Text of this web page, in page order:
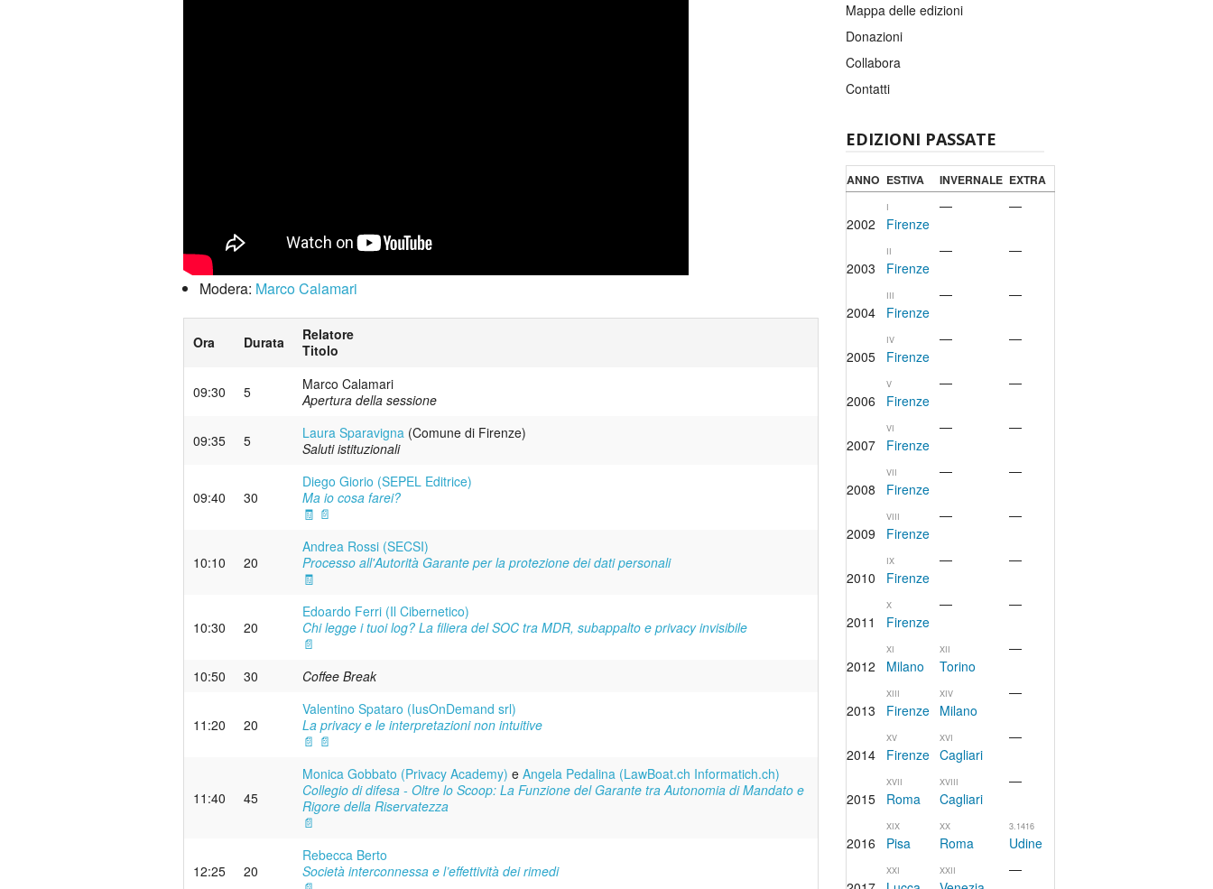
Modera: Marco Calamari
Ora Durata
Relatore
Titolo
09:30 5
Marco Calamari
Apertura della sessione
09:35 5 Laura Sparavigna (Comune di Firenze)
Saluti istituzionali
09:40 30
Diego Giorio (SEPEL Editrice)
Ma io cosa farei?
🧾 📄
10:10 20
Andrea Rossi (SECSI)
Processo all'Autorità Garante per la protezione dei dati personali
🧾
10:30 20
Edoardo Ferri (Il Cibernetico)
Chi legge i tuoi log? La filiera del SOC tra MDR, subappalto e privacy invisibile
📄
10:50
30 Coffee Break
11:20 20
Valentino Spataro (IusOnDemand srl)
La privacy e le interpretazioni non intuitive
📄 📄
11:40 45
Monica Gobbato (Privacy Academy) e Angela Pedalina (LawBoat.ch Informatich.ch)
Collegio di difesa - Oltre lo Scoop: La Funzione del Garante tra Autonomia di Mandato e
Rigore della Riservatezza
📄
12:25 20
Rebecca Berto
Società interconnessa e l’effettività dei rimedi
Mappa delle edizioni
Donazioni
Collabora
Contatti
EDIZIONI PASSATE
ANNO ESTIVA INVERNALE EXTRA
2002
I
Firenze
— —
2003
II
Firenze
— —
2004
III
Firenze
— —
2005
IV
Firenze
— —
2006
V
Firenze
— —
2007
VI
Firenze
— —
2008
VII
Firenze
— —
2009
VIII
Firenze
— —
2010
IX
Firenze
— —
2011
X
Firenze
— —
2012
XI
Milano
XII
Torino
—
2013
XIII
Firenze
XIV
Milano
—
2014
XV
Firenze
XVI
Cagliari
—
2015
XVII
Roma
XVIII
Cagliari
—
2016
XIX
Pisa
XX
Roma
3.1416
Udine
XXI XXII —